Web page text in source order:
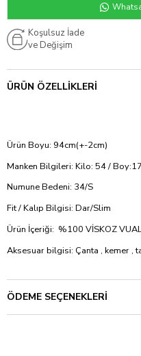
Koşulsuz İade
ve Değişim
ÜRÜN ÖZELLIKLERI
Ürün Boyu: 94cm(+-2cm)
Manken Bilgileri: Kilo: 54 /
Numune Bedeni: 34/S
Fit / Kalıp Bilgisi: Dar/Slim
Ürün İçeriği: %100 VİSKOZ
Aksesuar bilgisi: Çanta , kemer ,
ÖDEME SEÇENEKLERI